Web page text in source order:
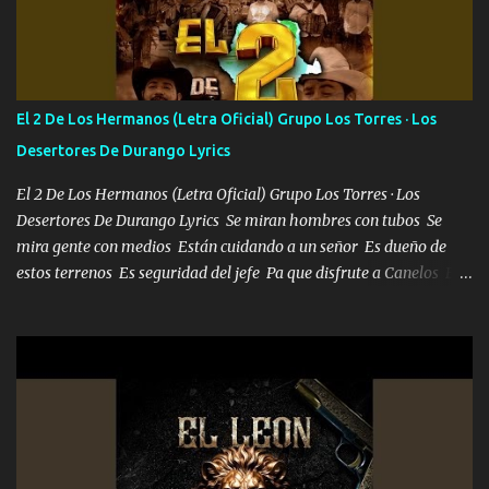
cien Y por más que quieran no me detienen Soy yo la mente que
más brilla, lo ves Pa' mi la vida es tan sencilla No lo entenderías en
tu vida, y está bien Porque lo que tengo nadie lo tiene Una me está
escribiendo y la otra me va a llamar Quiere que vaya a verla y que
la invite a cenar Otras más me están pidiendo que las saque a
bailar Pero es que tengo un par de conciertos más que llenar Se
mueven solo por el interés P...
El 2 De Los Hermanos (Letra Oficial) Grupo Los Torres · Los
Desertores De Durango Lyrics
El 2 De Los Hermanos (Letra Oficial) Grupo Los Torres · Los
Desertores De Durango Lyrics Se miran hombres con tubos Se
mira gente con medios Están cuidando a un señor Es dueño de
estos terrenos Es seguridad del jefe Pa que disfrute a Canelos Es
ni tampoco las mujeres porque es platica de grandes por eso hay
que estar alegres doy las instrucciones para atender los deberes
Música Si es que salta algún problema de confianza tengo gente
ahí está el Hombre Cuarenta y también Pariente 7 arreglan
cualquier problema no más es cuestión que ordené NOS HACE